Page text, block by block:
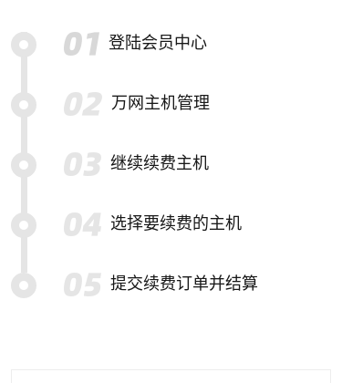
登陆会员中心
万网主机管理
继续续费主机
选择要续费的主机
提交续费订单并结算